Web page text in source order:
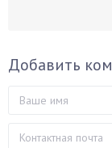
Добавить